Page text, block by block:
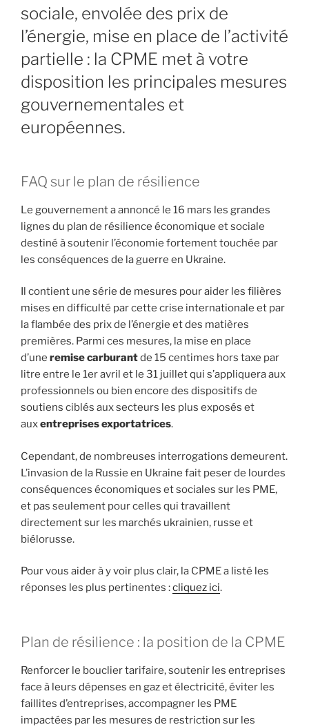
sociale, envolée des prix de
l’énergie, mise en place de l’activité
partielle : la CPME met à votre
disposition les principales mesures
gouvernementales et
européennes.
FAQ sur le plan de résilience
Le gouvernement a annoncé le 16 mars les grandes
lignes du plan de résilience économique et sociale
destiné à soutenir l’économie fortement touchée par
les conséquences de la guerre en Ukraine.
Il contient une série de mesures pour aider les filières
mises en difficulté par cette crise internationale et par
la flambée des prix de l’énergie et des matières
premières. Parmi ces mesures, la mise en place
d’une remise carburantde 15 centimes hors taxe par
litre entre le 1er avril et le 31 juillet qui s’appliquera aux
professionnels ou bien encore des dispositifs de
soutiens ciblés aux secteurs les plus exposés et
auxentreprises exportatrices.
Cependant, de nombreuses interrogations demeurent.
L’invasion de la Russie en Ukraine fait peser de lourdes
conséquences économiques et sociales sur les PME,
et pas seulement pour celles qui travaillent
directement sur les marchés ukrainien, russe et
biélorusse.
Pour vous aider à y voir plus clair, la CPME a listé les
réponses les plus pertinentes :cliquez ici.
Plan de résilience : la position de la CPME
Renforcer le bouclier tarifaire, soutenir les entreprises
face à leurs dépenses en gaz et électricité, éviter les
faillites d’entreprises, accompagner les PME
impactées par les mesures de restriction sur les